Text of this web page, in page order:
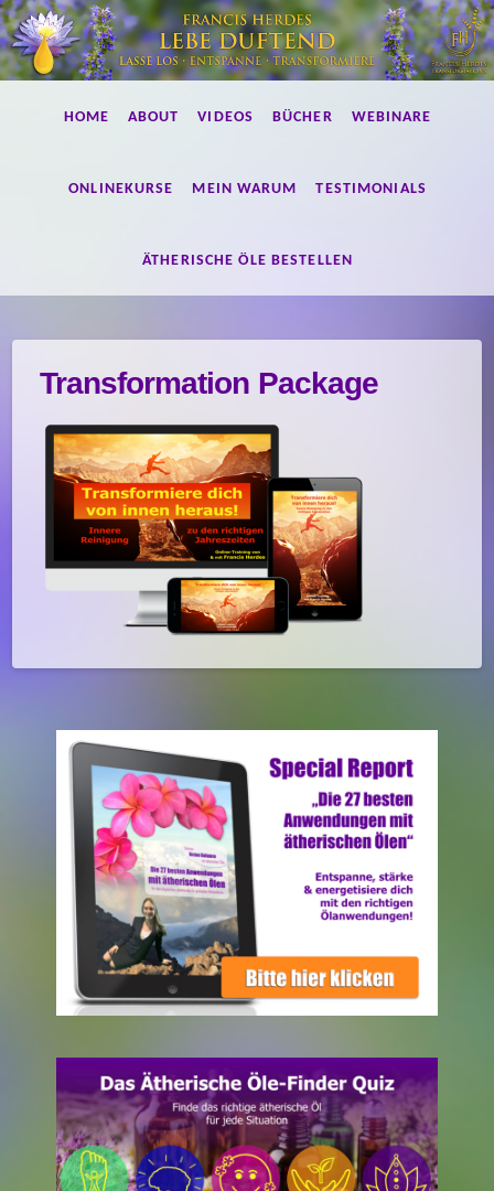
Lebe
duftend!
HOME ABOUT VIDEOS BÜCHER WEBINARE
ONLINEKURSE MEIN WARUM TESTIMONIALS
ÄTHERISCHE ÖLE BESTELLEN
Transformation Package